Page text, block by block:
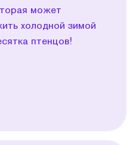
может
холодной зимой
птенцов!